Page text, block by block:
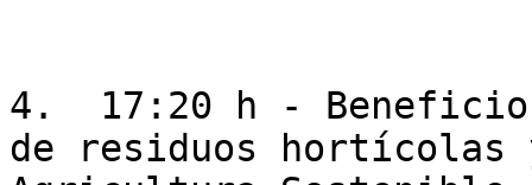
4.  17:20 h -
de residuos hortícolas